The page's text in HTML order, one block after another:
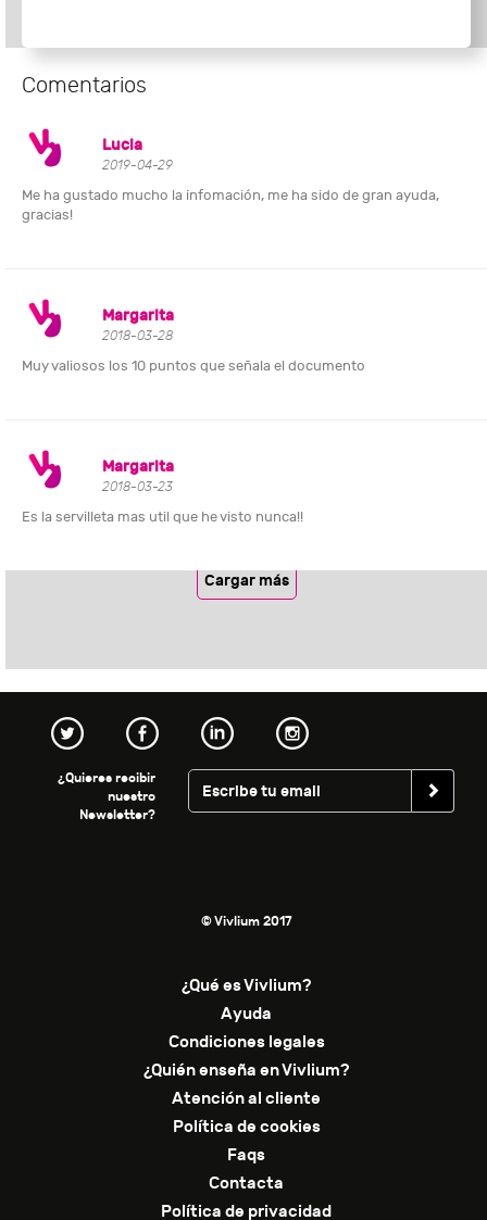
Comentarios
Lucia
2019-04-29
Me ha gustado mucho la infomación, me ha sido de gran ayuda,
gracias!
Margarita
2018-03-28
Muy valiosos los 10 puntos que señala el documento
Margarita
2018-03-23
Es la servilleta mas util que he visto nunca!!
Cargar más
¿Quieres recibir
nuestro
Newsletter?
© Vivlium 2017
¿Qué es Vivlium?
Ayuda
Condiciones legales
¿Quién enseña en Vivlium?
Atención al cliente
Política de cookies
Faqs
Contacta
Política de privacidad